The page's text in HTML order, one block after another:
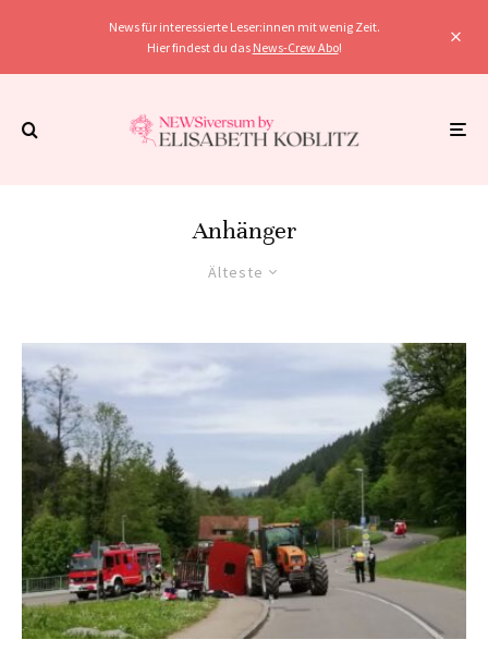
News für interessierte Leser:innen mit wenig Zeit.
Hier findest du das News-Crew Abo!
Anhänger
Älteste